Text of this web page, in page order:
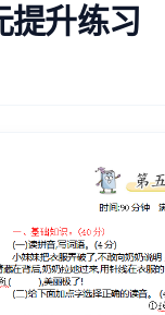
提升练习